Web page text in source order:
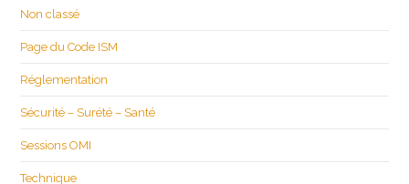
Non classé
Page du Code ISM
Réglementation
Sécurité – Surété – Santé
Sessions OMI
Technique